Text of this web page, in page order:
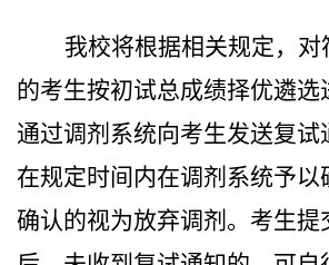
我校将根据相关规定，对
的考生按初试总成绩择优遴选
通过调剂系统向考生发送复试
在规定时间内在调剂系统予以
确认的视为放弃调剂。考生提